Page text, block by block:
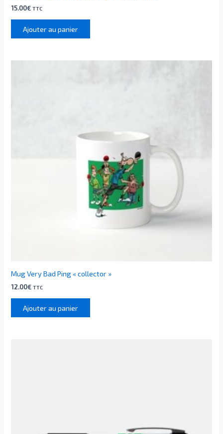
15.00€ TTC
Ajouter au panier
Mug Very Bad Ping « collector »
12.00€ TTC
Ajouter au panier